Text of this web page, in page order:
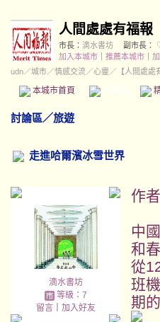
人間處處有福報
市長： 滴水書坊 副市長：
加入本城市
推薦本城市
udn／城市／情感交流／心靈 ／ 【人間處處
本城市首頁
討論區／旅遊
走進哈爾濱冰雪世界
滴水書坊
等級：7
留言｜ 加入好友
作者
中
和
從
班
期